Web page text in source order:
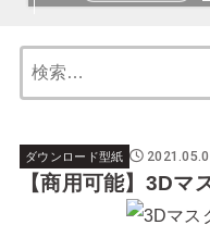
ダウンロード型紙
【商用可能】3Dマ